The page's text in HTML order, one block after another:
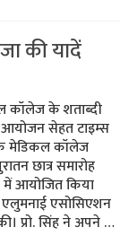
की यादें
कॉलेज के शताब्‍दी
आयोजन सेहत टाइम्‍स
मेडिकल कॉलेज
छात्र समारोह
आयोजित किया
एलुमनाई एसोसिएशन
प्रो. सिंह ने अपने …